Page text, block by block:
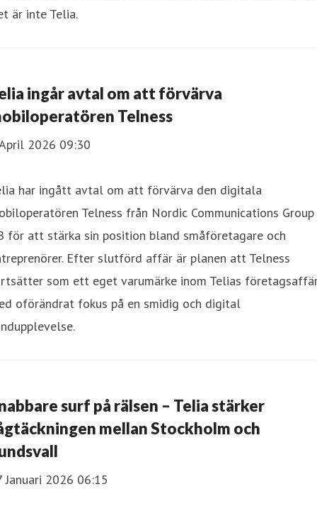
är inte Telia.
ingår avtal om att förvärva
Telness
2026 09:30
har ingått avtal om att förvärva den digitala
Telness från Nordic Communications Group
för att stärka sin position bland småföretagare och
Efter slutförd affär är planen att Telness
som ett eget varumärke inom Telias
oförändrat fokus på en smidig och digital
surf på rälsen – Telia stärker
mellan Stockholm och
Januari 2026 06:15